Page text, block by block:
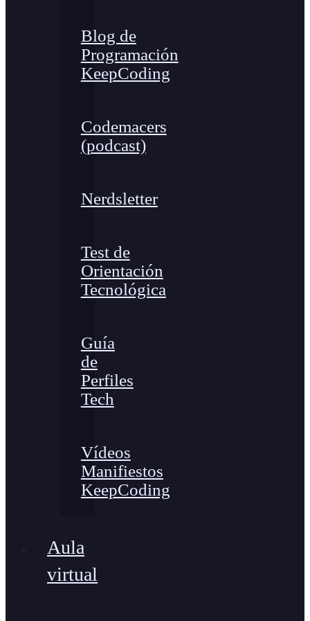
Blog de
Programación
KeepCoding
Codemacers
(podcast)
Nerdsletter
Test de
Orientación
Tecnológica
Guía
de
Perfiles
Tech
Vídeos
Manifiestos
KeepCoding
Aula
virtual